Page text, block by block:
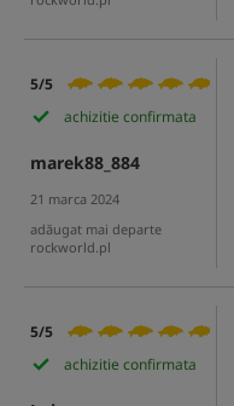
5/5
achizitie confirmata
marek88_884
21 marca 2024
adăugat mai departe
rockworld.pl
5/5
achizitie confirmata